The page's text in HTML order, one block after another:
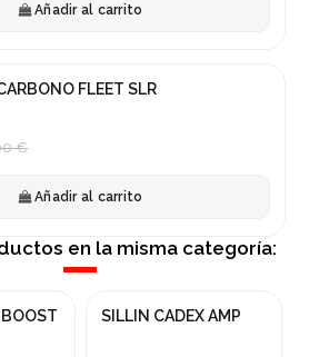
Añadir al carrito
FLEET SLR
€
Añadir al carrito
en la misma categoría:
SILLIN CADEX AMP